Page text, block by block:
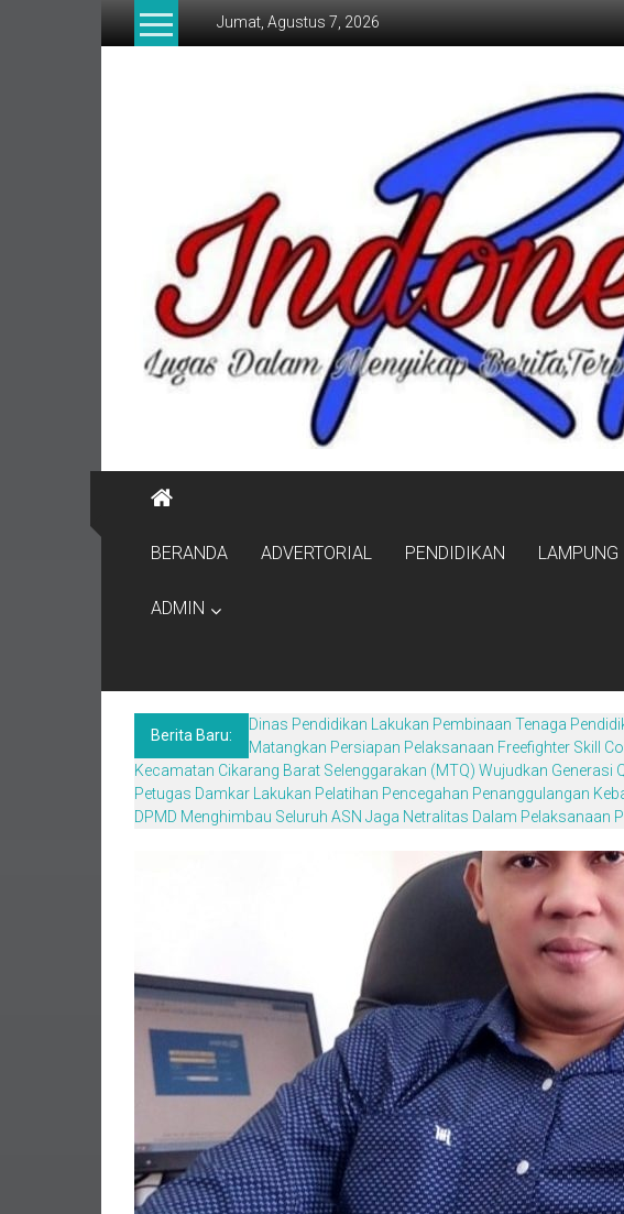
Lompat
Jumat, Agustus 7, 2026
Menyikap
Berita,Terpercaya
Tegas
BERANDA ADVERTORIAL PENDIDIKAN LAMPUNG
ADMIN
Berita Baru:
Dinas Pendidikan Lakukan Pembinaan Tenaga
Matangkan Persiapan Pelaksanaan Freefighter Skill
Kecamatan Cikarang Barat Selenggarakan (MTQ) Wujudkan Generasi
Petugas Damkar Lakukan Pelatihan Pencegahan Penanggulangan
DPMD Menghimbau Seluruh ASN Jaga Netralitas Dalam Pelaksanaan